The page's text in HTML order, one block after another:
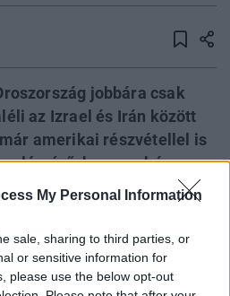
My Personal Information
sale, sharing to third parties, or
or sensitive information for
please use the below opt-out
jobbára csak
az Izrael és Irán között
amerikai részvétellel is
hogy – akár a
katonai szállításokkal –
előnyökkel és hátrányokkal
és hogy melyek esnek
az idővel változhat.